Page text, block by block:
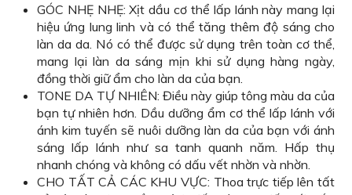
GÓC NHẸ NHẸ: Xịt dầu cơ thể lấp lánh này mang lại
hiệu ứng lung linh và có thể tăng thêm độ sáng cho
làn da da. Nó có thể được sử dụng trên toàn cơ thể,
mang lại làn da sáng mịn khi sử dụng hàng ngày,
đồng thời giữ ẩm cho làn da của bạn.
TONE DA TỰ NHIÊN: Điều này giúp tông màu da của
bạn tự nhiên hơn. Dầu dưỡng ẩm cơ thể lấp lánh với
ánh kim tuyến sẽ nuôi dưỡng làn da của bạn với ánh
sáng lấp lánh như sa tanh quanh năm. Hấp thụ
nhanh chóng và không có dấu vết nhờn và nhờn.
CHO TẤT CẢ CÁC KHU VỰC: Thoa trực tiếp lên tất